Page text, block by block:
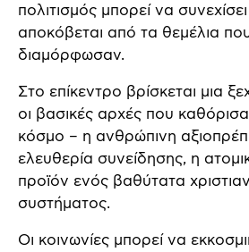
πολιτισμός μπορεί να
αποκόβεται από τα θεμέλια
διαμόρφωσαν.
Στο επίκεντρο βρίσκεται μια
οι βασικές αρχές που
κόσμο – η ανθρώπινη
ελευθερία συνείδησης, η
προϊόν ενός βαθύτατα
συστήματος.
Οι κοινωνίες μπορεί να